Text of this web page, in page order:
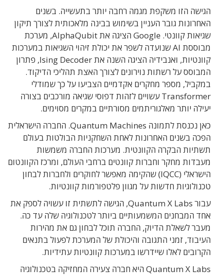
הגישה הזו משקפת מגמה רחבה יותר בתעשייה. בשנים
האחרונות גובר העניין בשימוש בבינה מלאכותית לצורך תיקון
שגיאות קוונטי. Google הציגה את AlphaQubit, מערכת
מבוססת AI שנועדה לשפר את יכולת זיהוי השגיאות במערכות
קוונטיות, ואנבידיה הציגה השנה את Ising Decoder, פתרון
המבוסס על רשתות נוירונים לצורך האצת תהליכי הדיקוד.
במקביל, מספר מחקרים אקדמיים הצביעו על כך שמודלי
Transformer עשויים לזהות דפוסי שגיאה מורכבים בצורה
יעילה יותר מאלגוריתמים מסורתיים במקרים מסוימים.
כאן נכנסת לתמונה Quantum Machines. החברה הישראלית
הפכה בשנים האחרונות לאחת השחקניות הבולטות בעולם
תשתיות הבקרה הקוונטית. מערכות החברה משמשות
מעבדות מחקר וחברות קוונטים ברחבי העולם, ומרכז הקוונטום
הישראלי (IQCC) שהקימה מאפשר לחוקרים ולחברות לבחון
טכנולוגיות חדשות על מגוון פלטפורמות קוונטיות.
עבור Quantum X Labs, הגישה לתשתית זו עשויה לספק את
אחד המבחנים המשמעותיים ביותר לטכנולוגיה שלה עד כה.
מעבר לשאלת הדיוק, החברה תוכל לבחון גם את מהירות
העיבוד, זמני התגובה והיכולת של המערכת לפעול בתנאים
הקרובים לאלו שיידרשו במערכות קוונטיות עתידיות.
Quantum X Labs היא חברה צעירה המחזיקה בטכנולוגיה